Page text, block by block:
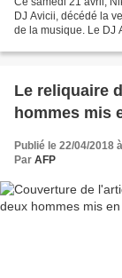
DJ Avicii, décédé la
de la musique. Le DJ
Le reliquaire
hommes mis
Publié le 22/04/2018
Par AFP